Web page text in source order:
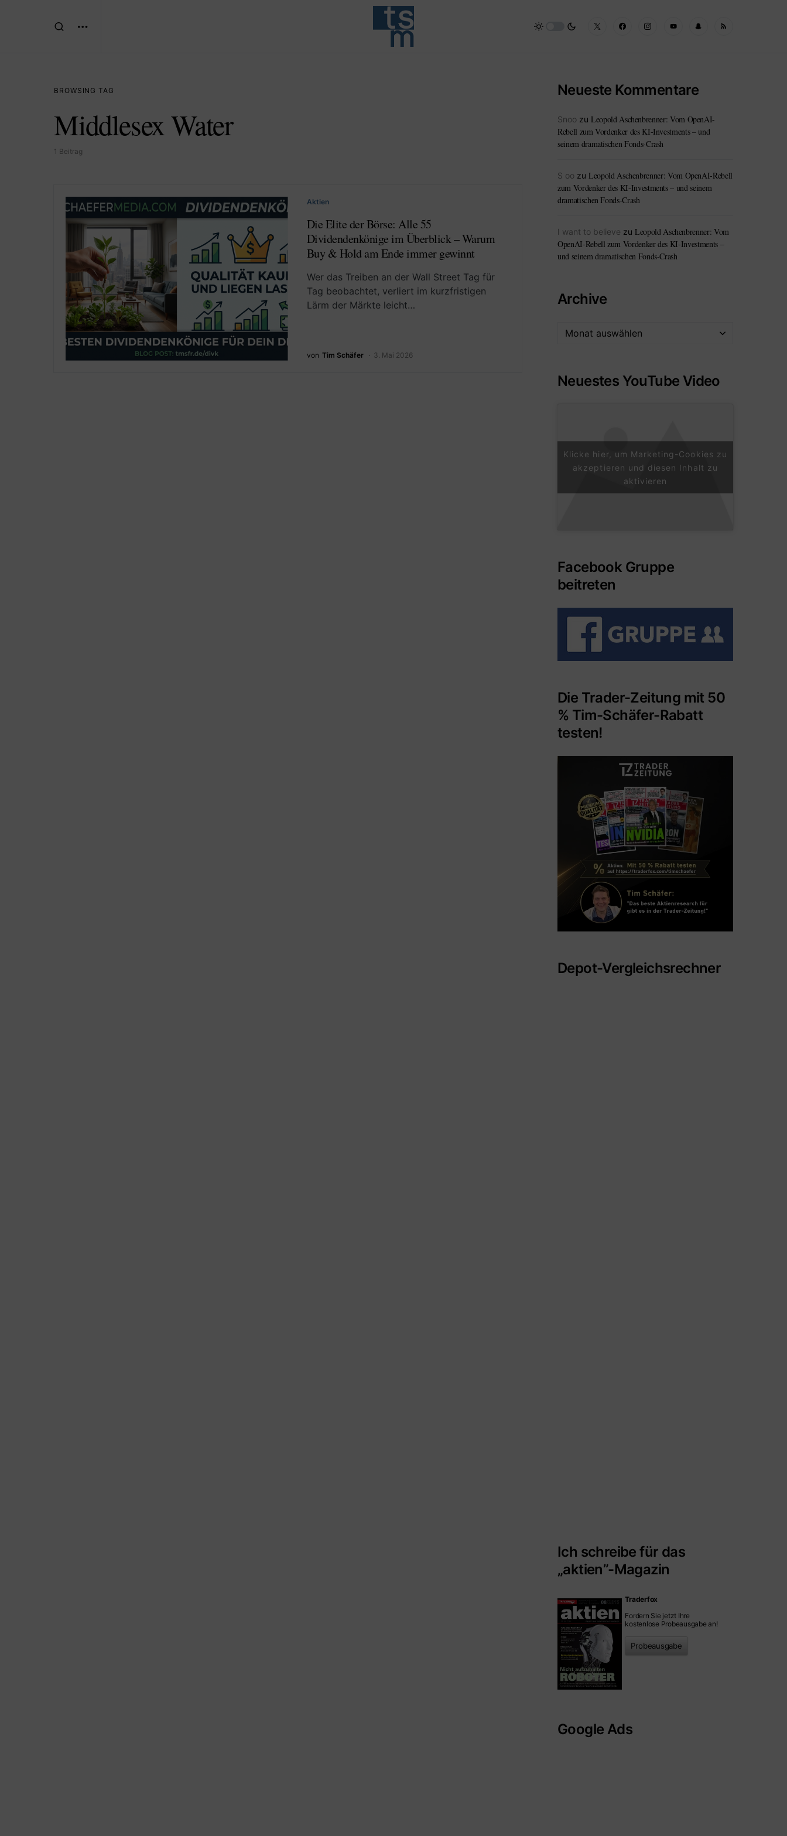
BROWSING TAG
Middlesex Water
1 Beitrag
Aktien
Die Elite der Börse: Alle 55
Dividendenkönige im Überblick – Warum
Buy & Hold am Ende immer gewinnt
Wer das Treiben an der Wall Street Tag für
Tag beobachtet, verliert im kurzfristigen
Lärm der Märkte leicht…
von Tim Schäfer 3. Mai 2026
Neueste Kommentare
Snoo zu Leopold Aschenbrenner: Vom OpenAI-
Rebell zum Vordenker des KI-Investments – und
seinem dramatischen Fonds-Crash
S oo zu Leopold Aschenbrenner: Vom OpenAI-Rebell
zum Vordenker des KI-Investments – und seinem
dramatischen Fonds-Crash
I want to believe zu Leopold Aschenbrenner: Vom
OpenAI-Rebell zum Vordenker des KI-Investments –
und seinem dramatischen Fonds-Crash
Archive
Neuestes YouTube Video
Klicke hier, um Marketing-Cookies zu
akzeptieren und diesen Inhalt zu
aktivieren
Facebook Gruppe
beitreten
Die Trader-Zeitung mit 50
% Tim-Schäfer-Rabatt
testen!
Depot-Vergleichsrechner
Ich schreibe für das
„aktien”-Magazin
Traderfox
Fordern Sie jetzt Ihre
kostenlose Probeausgabe an!
Probeausgabe
Google Ads